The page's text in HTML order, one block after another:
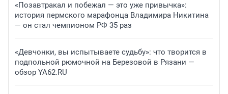
«Позавтракал и побежал — это уже привычка»:
история пермского марафонца Владимира Никитина
— он стал чемпионом РФ 35 раз
«Девчонки, вы испытываете судьбу»: что творится в
подпольной рюмочной на Березовой в Рязани —
обзор YA62.RU